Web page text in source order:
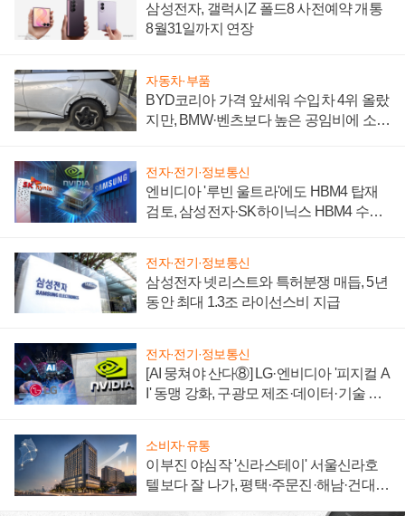
삼성전자, 갤럭시Z 폴드8 사전예약 개통
8월31일까지 연장
자동차·부품
BYD코리아 가격 앞세워 수입차 4위 올랐
지만, BMW·벤츠보다 높은 공임비에 소비
전자·전기·정보통신
엔비디아 '루빈 울트라'에도 HBM4 탑재
검토, 삼성전자·SK하이닉스 HBM4 수율
전자·전기·정보통신
삼성전자 넷리스트와 특허분쟁 매듭, 5년
동안 최대 1.3조 라이선스비 지급
전자·전기·정보통신
[AI 뭉쳐야 산다⑧] LG·엔비디아 '피지컬 A
I' 동맹 강화, 구광모 제조·데이터·기술 결
소비자·유통
이부진 야심작 '신라스테이' 서울신라호
텔보다 잘 나가, 평택·주문진·해남·건대로